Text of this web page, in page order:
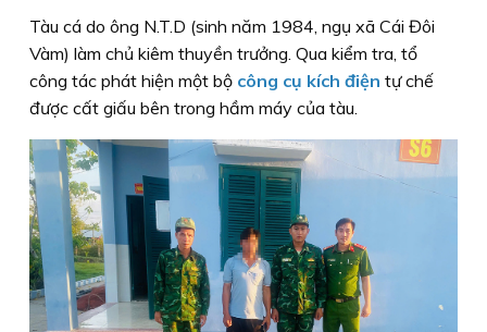
Tàu cá do ông N.T.D (sinh năm 1984, ngụ xã Cái Đôi
Vàm) làm chủ kiêm thuyền trưởng. Qua kiểm tra, tổ
công tác phát hiện một bộ công cụ kích điện tự chế
được cất giấu bên trong hầm máy của tàu.